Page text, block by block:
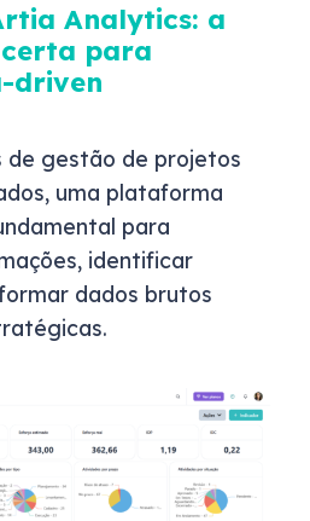
Analytics: a
para
driven
de gestão de projetos
uma plataforma
para
identificar
dados brutos